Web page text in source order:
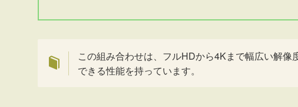
この組み合わせは、フルHDから4Kまで幅広い解
できる性能を持っています。